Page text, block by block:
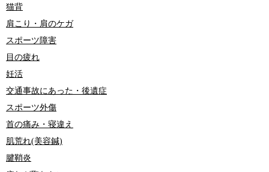
猫背
肩こり・肩のケガ
スポーツ障害
目の疲れ
妊活
交通事故にあった・後遺症
スポーツ外傷
首の痛み・寝違え
肌荒れ(美容鍼)
腱鞘炎